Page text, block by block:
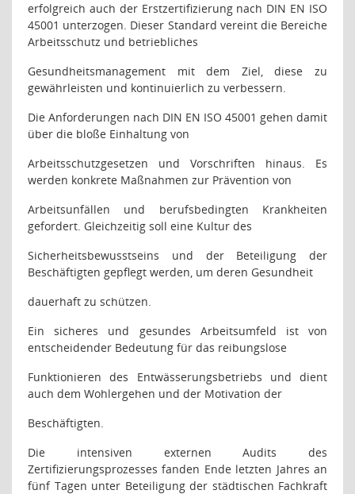
erfolgreich auch der Erstzertifizierung nach DIN EN ISO
45001 unterzogen. Dieser Standard vereint die Bereiche
Arbeitsschutz und betriebliches
Gesundheitsmanagement mit dem Ziel, diese zu
gewährleisten und kontinuierlich zu verbessern.
Die Anforderungen nach DIN EN ISO 45001 gehen damit
über die bloße Einhaltung von
Arbeitsschutzgesetzen und Vorschriften hinaus. Es
werden konkrete Maßnahmen zur Prävention von
Arbeitsunfällen und berufsbedingten Krankheiten
gefordert. Gleichzeitig soll eine Kultur des
Sicherheitsbewusstseins und der Beteiligung der
Beschäftigten gepflegt werden, um deren Gesundheit
dauerhaft zu schützen.
Ein sicheres und gesundes Arbeitsumfeld ist von
entscheidender Bedeutung für das reibungslose
Funktionieren des Entwässerungsbetriebs und dient
auch dem Wohlergehen und der Motivation der
Beschäftigten.
Die intensiven externen Audits des
Zertifizierungsprozesses fanden Ende letzten Jahres an
fünf Tagen unter Beteiligung der städtischen Fachkraft